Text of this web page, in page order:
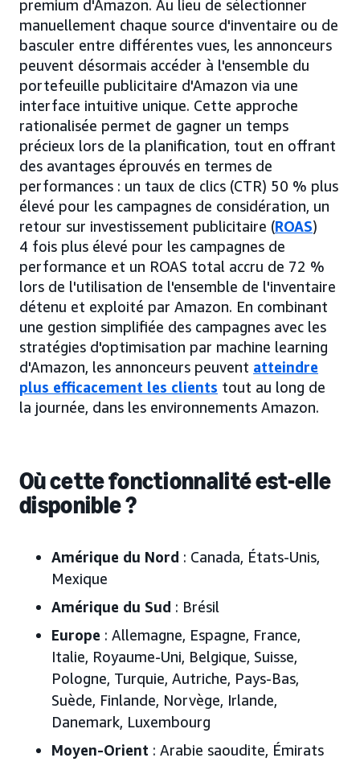
premium d'Amazon. Au lieu de sélectionner
manuellement chaque source d'inventaire ou de
basculer entre différentes vues, les annonceurs
peuvent désormais accéder à l'ensemble du
portefeuille publicitaire d'Amazon via une
interface intuitive unique. Cette approche
rationalisée permet de gagner un temps
précieux lors de la planification, tout en offrant
des avantages éprouvés en termes de
performances : un taux de clics (CTR) 50 % plus
élevé pour les campagnes de considération, un
retour sur investissement publicitaire (ROAS)
4 fois plus élevé pour les campagnes de
performance et un ROAS total accru de 72 %
lors de l'utilisation de l'ensemble de l'inventaire
détenu et exploité par Amazon. En combinant
une gestion simplifiée des campagnes avec les
stratégies d'optimisation par machine learning
d'Amazon, les annonceurs peuvent atteindre
plus efficacement les clients tout au long de
la journée, dans les environnements Amazon.
Où cette fonctionnalité est-elle
disponible ?
Amérique du Nord : Canada, États-Unis,
Mexique
Amérique du Sud : Brésil
Europe : Allemagne, Espagne, France,
Italie, Royaume-Uni, Belgique, Suisse,
Pologne, Turquie, Autriche, Pays-Bas,
Suède, Finlande, Norvège, Irlande,
Danemark, Luxembourg
Moyen-Orient : Arabie saoudite, Émirats